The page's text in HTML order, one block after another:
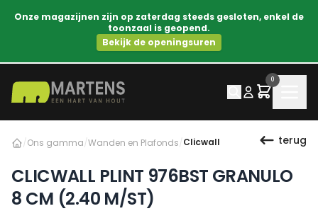
Onze magazijnen zijn op zaterdag steeds gesloten, enkel de
toonzaal is geopend.
Bekijk de openingsuren
0
/Ons gamma/Wanden en Plafonds/Clicwall terug
CLICWALL PLINT 976BST GRANULO
8 CM (2.40 M/ST)